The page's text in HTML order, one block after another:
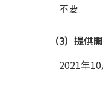
不要
（3）提供
2021年